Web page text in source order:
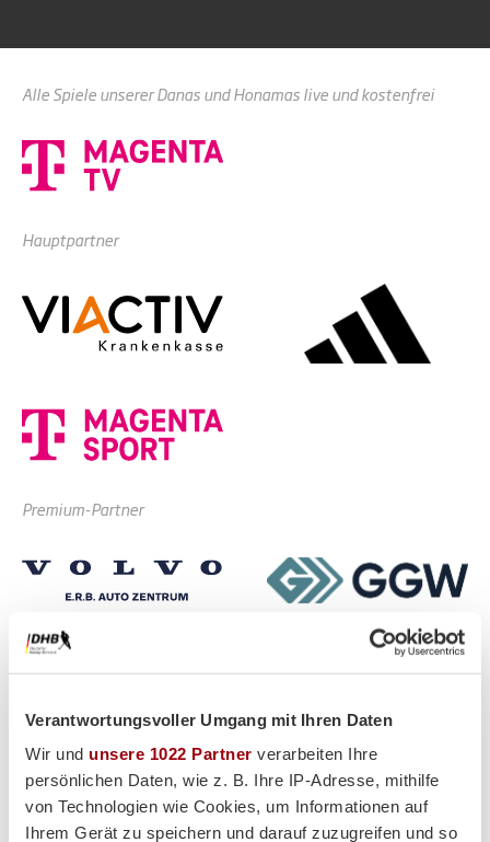
Verantwortungsvoller Umgang mit Ihren Daten
Wir und unsere 1022 Partner verarbeiten Ihre
persönlichen Daten, wie z. B. Ihre IP-Adresse, mithilfe
von Technologien wie Cookies, um Informationen auf
Ihrem Gerät zu speichern und darauf zuzugreifen und so
Alle Spiele unserer Danas und Honamas live und kostenfrei
Hauptpartner
Premium-Partner